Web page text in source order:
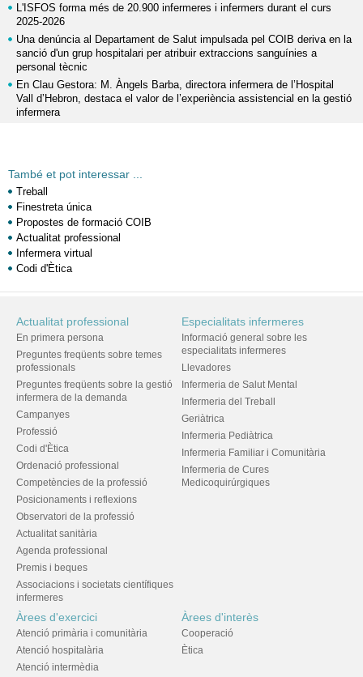
L'ISFOS forma més de 20.900 infermeres i infermers durant el curs
2025-2026
Una denúncia al Departament de Salut impulsada pel COIB deriva en la
sanció d'un grup hospitalari per atribuir extraccions sanguínies a
personal tècnic
En Clau Gestora: M. Àngels Barba, directora infermera de l’Hospital
Vall d’Hebron, destaca el valor de l’experiència assistencial en la gestió
infermera
També et pot interessar ...
Treball
Finestreta única
Propostes de formació COIB
Actualitat professional
Infermera virtual
Codi d'Ètica
Actualitat professional
En primera persona
Preguntes freqüents sobre temes
professionals
Preguntes freqüents sobre la gestió
infermera de la demanda
Campanyes
Professió
Codi d'Ètica
Ordenació professional
Competències de la professió
Posicionaments i reflexions
Observatori de la professió
Actualitat sanitària
Agenda professional
Premis i beques
Associacions i societats científiques
infermeres
Especialitats infermeres
Informació general sobre les
especialitats infermeres
Llevadores
Infermeria de Salut Mental
Infermeria del Treball
Geriàtrica
Infermeria Pediàtrica
Infermeria Familiar i Comunitària
Infermeria de Cures
Medicoquirúrgiques
Àrees d'exercici
Atenció primària i comunitària
Atenció hospitalària
Atenció intermèdia
Àrees d'interès
Cooperació
Ètica